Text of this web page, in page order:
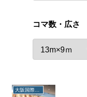
コマ数・広さ